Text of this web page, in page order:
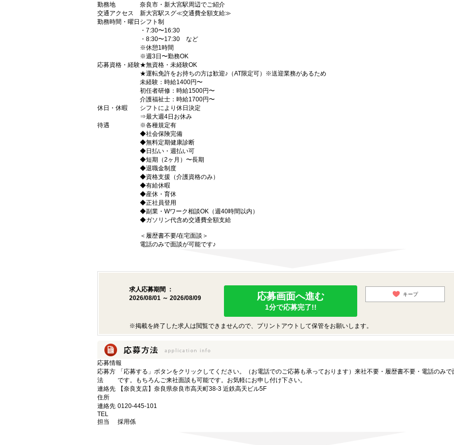
勤務地
奈良市・新大宮駅周辺でご紹介
交通アクセス
新大宮駅スグ≪交通費全額支給≫
勤務時間・曜日 シフト制
・7:30〜16:30
・8:30〜17:30 など
※休憩1時間
※週3日〜勤務OK
応募資格・経験★無資格・未経験OK
★運転免許をお持ちの方は歓迎♪（AT限定可）※送迎業務があるため
未経験：時給1400円〜
初任者研修：時給1500円〜
介護福祉士：時給1700円〜
休日・休暇
シフトにより休日決定
⇒最大週4日お休み
待遇
※各種規定有
◆社会保険完備
◆無料定期健康診断
◆日払い・週払い可
◆短期（2ヶ月）〜長期
◆退職金制度
◆資格支援（介護資格のみ）
◆有給休暇
◆産休・育休
◆正社員登用
◆副業・Wワーク相談OK（週40時間以内）
◆ガソリン代含め交通費全額支給
＜履歴書不要/在宅面談＞
電話のみで面談が可能です♪
求人応募期間 ：
2026/08/01 ～ 2026/08/09
応募画面へ進む
1分で応募完了!!
キープ
※掲載を終了した求人は閲覧できませんので、プリントアウトして保管をお願いします。
応募情報
応募方
法
「応募する」ボタンをクリックしてください。（お電話でのご応募も承っております）来社不要・履歴書不要・電話のみで
です。もちろんご来社面談も可能です。お気軽にお申し付け下さい。
連絡先
住所
【奈良支店】奈良県奈良市高天町38-3 近鉄高天ビル5F
連絡先
TEL
0120-445-101
担当 採用係